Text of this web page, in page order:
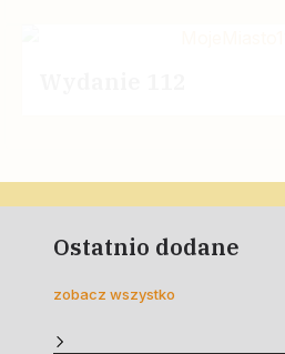
Ostatnio dodane
zobacz wszystko